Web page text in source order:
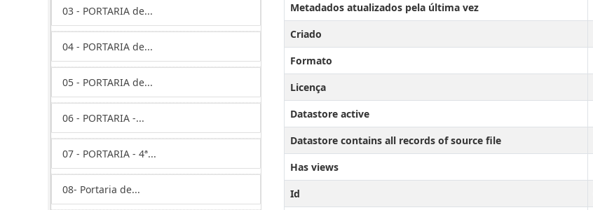
03 - PORTARIA de...
04 - PORTARIA de...
05 - PORTARIA de...
06 - PORTARIA -...
07 - PORTARIA - 4ª...
08- Portaria de...
Metadados atualizados pela última vez
Criado
Formato
Licença
Datastore active
Datastore contains all records of source file
Has views
Id